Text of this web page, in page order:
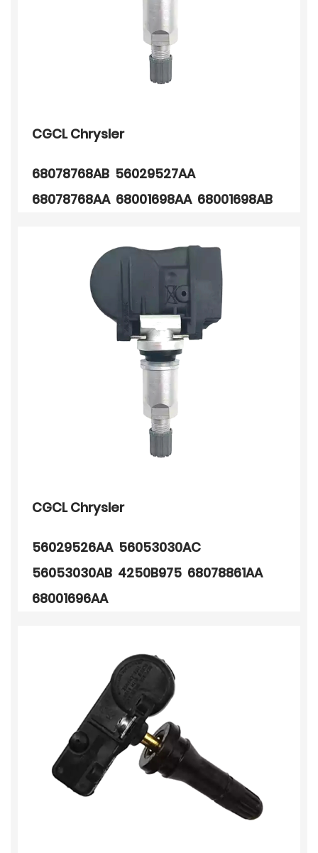
CGCL Chrysler
68078768AB 56029527AA
68078768AA 68001698AA 68001698AB
CGCL Chrysler
56029526AA 56053030AC
56053030AB 4250B975 68078861AA
68001696AA